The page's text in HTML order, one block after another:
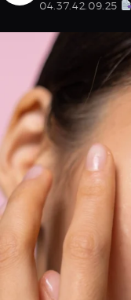
04.37.42.09.25